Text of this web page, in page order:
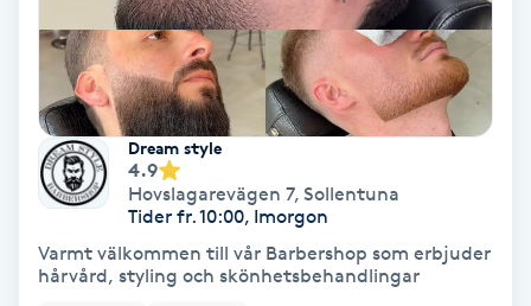
IPL
IPL hårborttagning
IR-massage
Japansk massage
Dream style
4.9
Hovslagarevägen 7, Sollentuna
Tider fr. 10:00, Imorgon
Varmt välkommen till vår Barbershop som erbjuder
hårvård, styling och skönhetsbehandlingar